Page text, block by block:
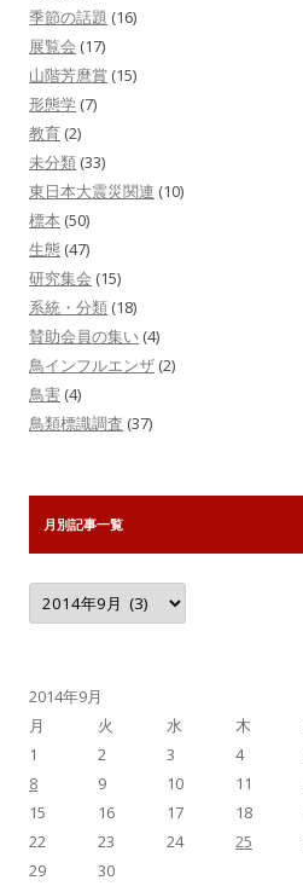
季節の話題 (16)
展覧会 (17)
山階芳麿賞 (15)
形態学 (7)
教育 (2)
未分類 (33)
東日本大震災関連 (10)
標本 (50)
生態 (47)
研究集会 (15)
系統・分類 (18)
賛助会員の集い (4)
鳥インフルエンザ (2)
鳥害 (4)
鳥類標識調査 (37)
月別記事一覧
月
別
記
2014年9月
月
火 水 木
1
2 3 4
8
9 10 11
15
16 17 18
22
23 24 25
29
30